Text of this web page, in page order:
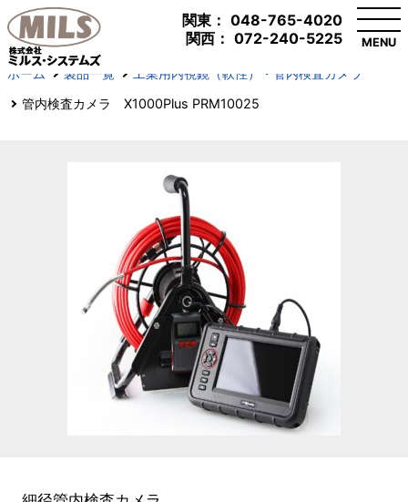
関東： 048-765-4020
関西： 072-240-5225 MENU
ホーム 製品一覧
工業用内視鏡（軟性）・管内検査カメラ
管内検査カメラ X1000Plus PRM10025